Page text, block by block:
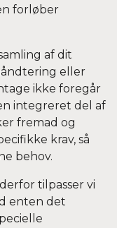
forløber
af dit
eller
ikke foregår
integreret del af
fremad og
krav, så
behov.
tilpasser vi
enten det